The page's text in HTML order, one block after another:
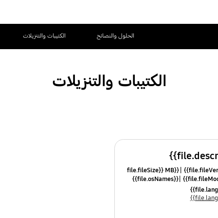
الحلول والنصائح الكتيبات والتنزيلات
الكتيبات والتنزيلات
{{file.fileSize}} MB
{{file.osNames}}